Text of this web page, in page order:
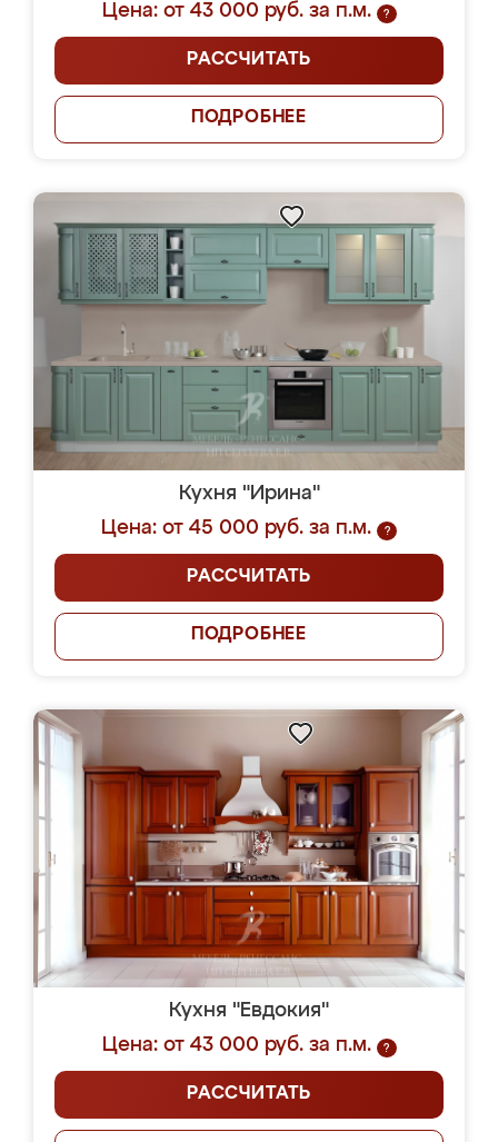
Цена: от 43 000 руб. за п.м.
?
РАССЧИТАТЬ
ПОДРОБНЕЕ
Кухня "Ирина"
Цена: от 45 000 руб. за п.м.
?
РАССЧИТАТЬ
ПОДРОБНЕЕ
Кухня "Евдокия"
Цена: от 43 000 руб. за п.м.
?
РАССЧИТАТЬ